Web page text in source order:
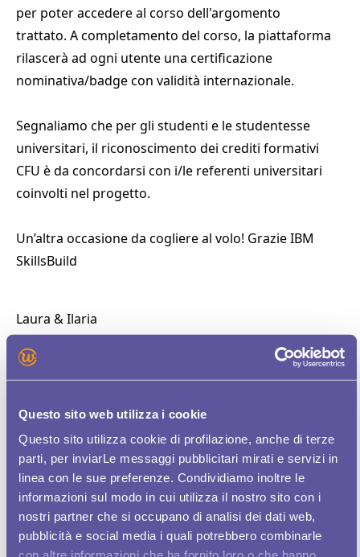
Questo sito web utilizza i cookie
Questo sito utilizza cookie di profilazione, anche di terze
parti, per inviarLe messaggi pubblicitari mirati e servizi in
linea con le sue preferenze. Condividiamo inoltre le
informazioni sul modo in cui utilizza il nostro sito con i
nostri partner che si occupano di analisi dei dati web,
pubblicità e social media i quali potrebbero combinarle
per poter accedere al corso dell'argomento
trattato. A completamento del corso, la piattaforma
rilascerà ad ogni utente una certificazione
nominativa/badge con validità internazionale.
Segnaliamo che per gli studenti e le studentesse
universitari, il riconoscimento dei crediti formativi
CFU è da concordarsi con i/le referenti universitari
coinvolti nel progetto.
Un’altra occasione da cogliere al volo! Grazie IBM
SkillsBuild
Laura & Ilaria
Share this Post:
Articoli più letti Ultimi articoli